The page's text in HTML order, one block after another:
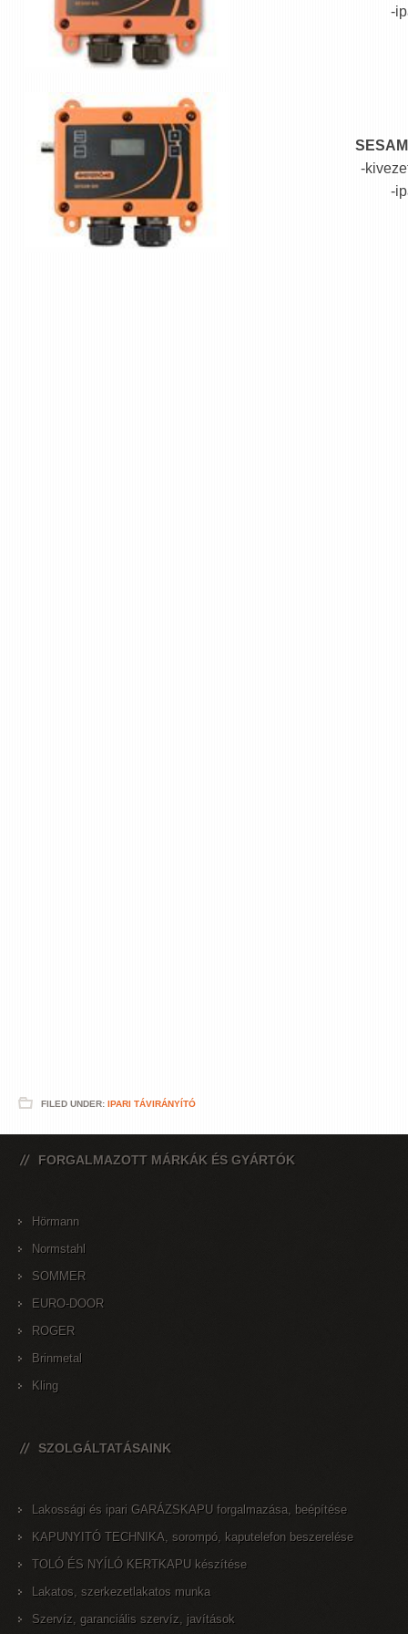
-
-
-
FILED UNDER: IPARI TÁVIRÁNYÍTÓ
FORGALMAZOTT MÁRKÁK ÉS GYÁRTÓK
Hörmann
Normstahl
SOMMER
EURO-DOOR
ROGER
Brinmetal
Kling
SZOLGÁLTATÁSAINK
Lakossági és ipari GARÁZSKAPU forgalmazása, beépítése
KAPUNYITÓ TECHNIKA, sorompó, kaputelefon beszerelése
TOLÓ ÉS NYÍLÓ KERTKAPU készítése
Lakatos, szerkezetlakatos munka
Szervíz, garanciális szervíz, javítások